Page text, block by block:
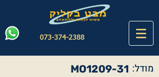
073-374-2388
MO1209-31 מודל: